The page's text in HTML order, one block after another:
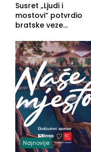
Susret „Ljudi i
mostovi“ potvrdio
bratske veze
Zvornika
Najnovije